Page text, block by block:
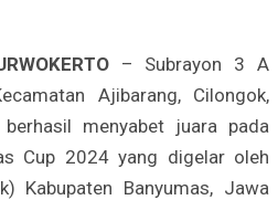
– Subrayon 3 A
Ajibarang, Cilongok,
menyabet juara pada
Cup 2024 yang digelar oleh
Kabupaten Banyumas, Jawa